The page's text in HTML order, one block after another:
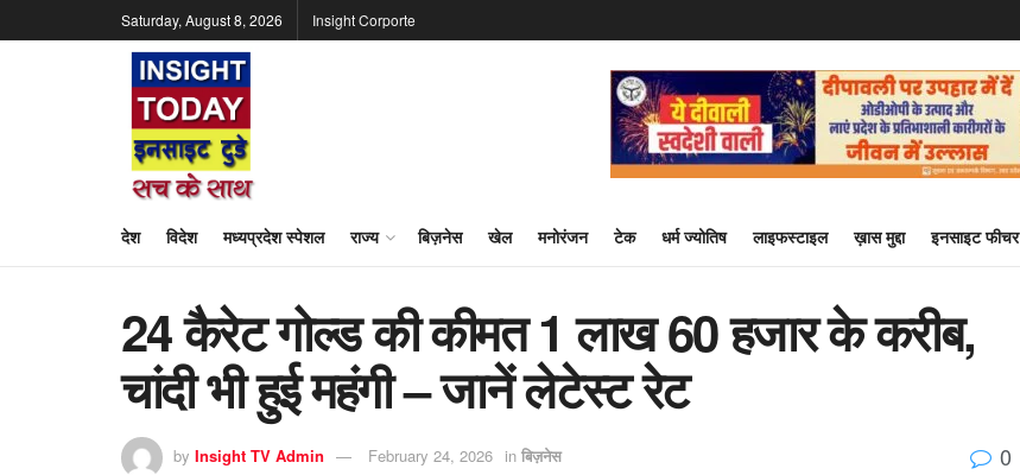
Saturday, August 8, 2026 Insight Corporte
देश विदेश मध्यप्रदेश स्पेशल राज्य बिज़नेस खेल मनोरंजन टेक धर्म ज्योतिष लाइफस्टाइल ख़ास मुद्दा इनसाइट फीचर
24 कैरेट गोल्ड की कीमत 1 लाख 60 हजार के करीब,
चांदी भी हुई महंगी – जानें लेटेस्ट रेट
by Insight TV Admin February 24, 2026 in बिज़नेस 0